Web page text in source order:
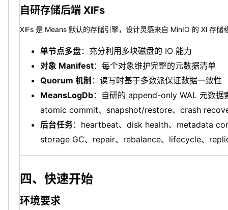
自研存储后端 XlFs
XlFs 是 Means 默认的存储引擎，设计灵感来自 MinIO 的 Xl 存储
单节点多盘：充分利用多块磁盘的 IO 能力
对象 Manifest：每个对象维护完整的元数据清单
Quorum 机制 ：读写时基于多数派保证数据一致性
MeansLogDb：自研的 append-only WAL 元数据
atomic commit、snapshot/restore、crash
后台任务：heartbeat、disk health、metadata
storage GC、repair、rebalance、lifecycle、
四、快速开始
环境要求